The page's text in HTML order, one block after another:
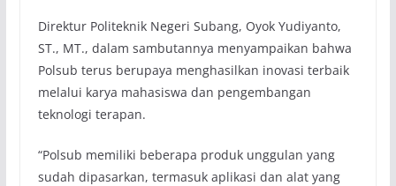
Direktur Politeknik Negeri Subang, Oyok Yudiyanto,
ST., MT., dalam sambutannya menyampaikan bahwa
Polsub terus berupaya menghasilkan inovasi terbaik
melalui karya mahasiswa dan pengembangan
teknologi terapan.
“Polsub memiliki beberapa produk unggulan yang
sudah dipasarkan, termasuk aplikasi dan alat yang